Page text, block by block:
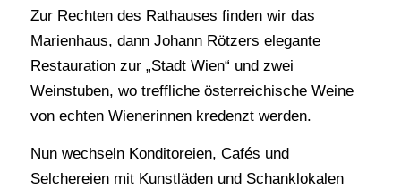
Zur Rechten des Rathauses finden wir das
Marienhaus, dann Johann Rötzers elegante
Restauration zur „Stadt Wien“ und zwei
Weinstuben, wo treffliche österreichische Weine
von echten Wienerinnen kredenzt werden.
Nun wechseln Konditoreien, Cafés und
Selchereien mit Kunstläden und Schanklokalen